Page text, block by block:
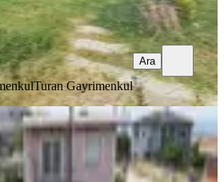
Turan Gayrimenkul
Ara
Küçükbelen'de
Satılık Villa
Küçükbelen Mahallesi